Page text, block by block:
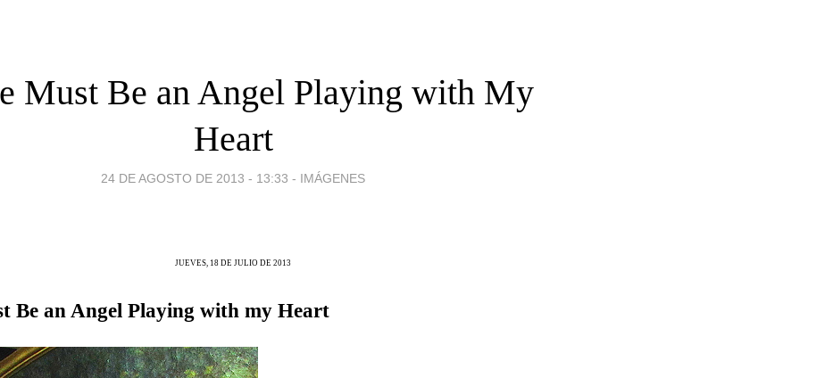
Must Be an Angel Playing with My
Heart
24 DE AGOSTO DE 2013 - 13:33 - IMÁGENES
JUEVES, 18 DE JULIO DE 2013
Be an Angel Playing with my Heart